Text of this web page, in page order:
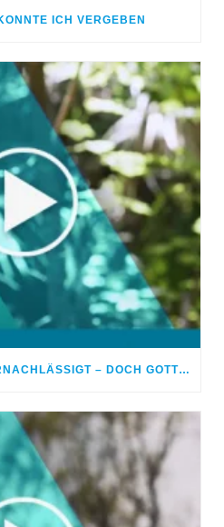
ICH VERGEBEN
MISSHANDELT UND VERNACHLÄSSIGT – DOCH GOTT HEILTE MEINE WUNDEN